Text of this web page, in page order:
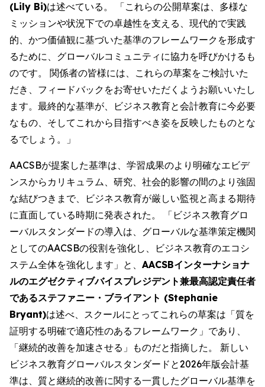
(Lily Bi)は述べている。 「これらの公開草案は、多様な
ミッションや状況下での卓越性を支える、現代的で実践
的、かつ価値観に基づいた基準のフレームワークを形成す
るために、グローバルコミュニティに協力を呼びかけるも
のです。 関係者の皆様には、これらの草案をご検討いた
だき、フィードバックをお寄せいただくようお願いいたし
ます。最終的な基準が、ビジネス教育と会計教育に今必要
なもの、そしてこれから目指すべき姿を反映したものとな
るでしょう。」
AACSBが提案した基準は、学習成果のより明確なエビデ
ンスからカリキュラム、研究、社会的影響の間のより強固
な結びつきまで、ビジネス教育が厳しい監視と高まる期待
に直面している時期に発表された。 「ビジネス教育グロ
ーバルスタンダードの導入は、グローバルな基準策定機関
としてのAACSBの役割を強化し、ビジネス教育のエコシ
ステム全体を強化します」と、 AACSBインターナショナ
ルのエグゼクティブバイスプレジデント兼最高認定責任者
であるステファニー・ブライアント (Stephanie
Bryant)は述べ、スクールにとってこれらの草案は「質を
証明する明確で適応性のあるフレームワーク」であり、
「継続的改善を加速させる」ものだと指摘した。 新しい
ビジネス教育グローバルスタンダードと2026年版会計基
準は、質と継続的改善に関する一貫したグローバル基準を